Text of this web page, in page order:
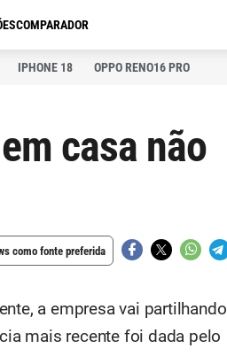
COMPARADOR
IPHONE 18 OPPO RENO16 PRO
casa não
como fonte preferida
a empresa vai partilhando
mais recente foi dada pelo